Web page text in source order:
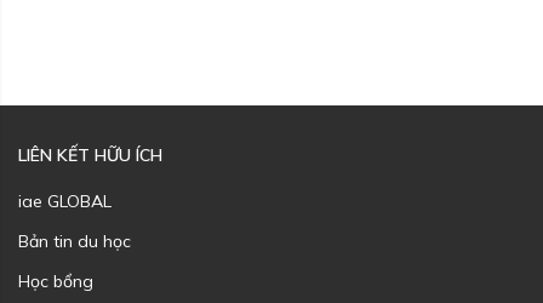
LIÊN KẾT HỮU ÍCH
iae GLOBAL
Bản tin du học
Học bổng